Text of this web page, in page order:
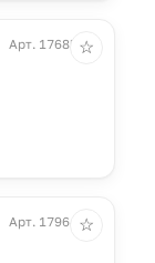
Арт. 17685.30
☆
Арт. 17964.16
☆